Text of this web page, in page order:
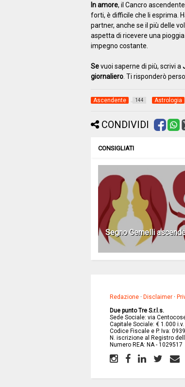
In amore, il Cancro
forti, è difficile che li esprima.
partner, anche se il più delle
aspetta di ricevere una
impegno costante.
Sevuoi saperne di più, scrivi a
giornaliero. Ti risponderò
Ascendente 144 Astrologia
CONDIVIDI
CONSIGLIATI
Segno Gemelli
Redazione· Disclaimer·
Due punto Tre S.r.l.s.
Sede Sociale: via
Capitale Sociale: € 1.000 i.v.
Codice Fiscale e P. Iva:
N. iscrizione al Registro
Numero REA: NA - 1029517